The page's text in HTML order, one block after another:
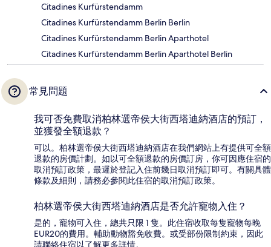
Citadines Kurfürstendamm
Citadines Kurfürstendamm Berlin Berlin
Citadines Kurfürstendamm Berlin Aparthotel
Citadines Kurfürstendamm Berlin Aparthotel Berlin
常見問題
我可否免費取消柏林選帝侯大街西塔迪納酒店的預訂，
並獲發全額退款？
可以。柏林選帝侯大街西塔迪納酒店在我們網站上有提供可全額
退款的房價計劃。如以可全額退款的房價訂房，你可因應住宿的
取消預訂政策，最遲於登記入住前幾日取消預訂即可。有關具體
條款及細則，請務必參閱此住宿的取消預訂政策。
柏林選帝侯大街西塔迪納酒店是否允許寵物入住？
是的，寵物可入住，總共只限 1 隻。此住宿收取每隻寵物每晚
EUR20的費用。輔助動物豁免收費。或受部份限制約束，因此
請聯絡住宿以了解更多詳情。